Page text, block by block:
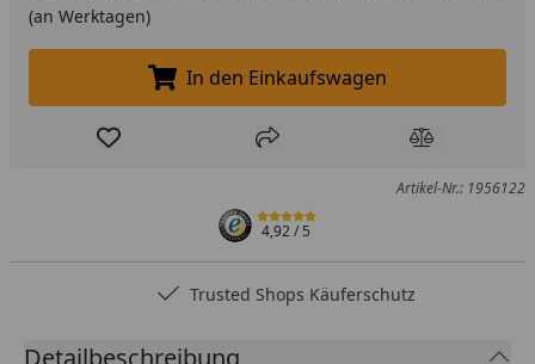
(an Werktagen)
In den Einkaufswagen legen
In den Einkaufswagen
Produkt zur Wunschliste hinzufügen
Teilen Produkt
Artikel-Nr.: 1956122
4,92/ 5
Trusted Shops Käuferschutz
Detailbeschreibung